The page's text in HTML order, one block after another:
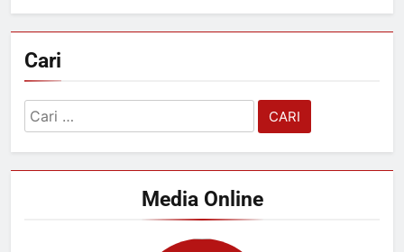
Cari
Cari
untuk:
Media Online